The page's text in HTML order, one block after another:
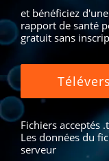
et bénéficiez
rapport de santé
gratuit sans
Fichiers acceptés
Les données du
serveur